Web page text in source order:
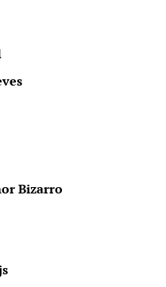
Bizarro